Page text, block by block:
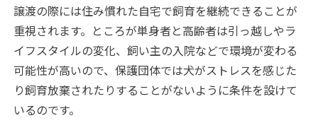
譲渡の際には住み慣れた自宅で飼育を継続できることが
重視されます。ところが単身者と高齢者は引っ越しやラ
イフスタイルの変化、飼い主の入院などで環境が変わる
可能性が高いので、保護団体では犬がストレスを感じた
り飼育放棄されたりすることがないように条件を設けて
いるのです。